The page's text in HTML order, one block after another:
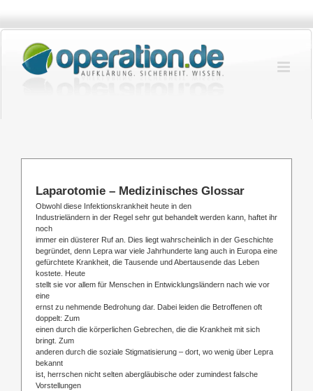
springen
Laparotomie – Medizinisches Glossar
Obwohl diese Infektionskrankheit heute in den
Industrieländern in der Regel sehr gut behandelt werden kann, haftet ihr
noch
immer ein düsterer Ruf an. Dies liegt wahrscheinlich in der Geschichte
begründet, denn Lepra war viele Jahrhunderte lang auch in Europa eine
gefürchtete Krankheit, die Tausende und Abertausende das Leben
kostete. Heute
stellt sie vor allem für Menschen in Entwicklungsländern nach wie vor
eine
ernst zu nehmende Bedrohung dar. Dabei leiden die Betroffenen oft
doppelt: Zum
einen durch die körperlichen Gebrechen, die die Krankheit mit sich
bringt. Zum
anderen durch die soziale Stigmatisierung – dort, wo wenig über Lepra
bekannt
ist, herrschen nicht selten abergläubische oder zumindest falsche
Vorstellungen